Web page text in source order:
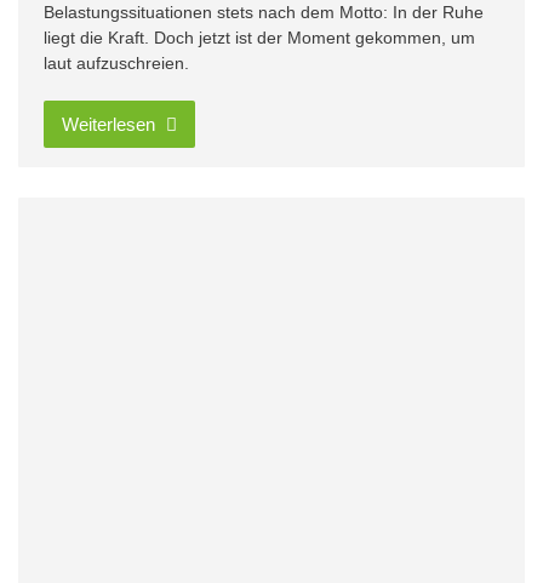
Belastungssituationen stets nach dem Motto: In der Ruhe
liegt die Kraft. Doch jetzt ist der Moment gekommen, um
laut aufzuschreien.
Weiterlesen